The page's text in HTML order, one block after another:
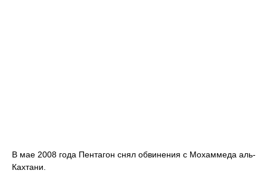
В мае 2008 года Пентагон снял обвинения с Мохаммеда аль-
Кахтани.